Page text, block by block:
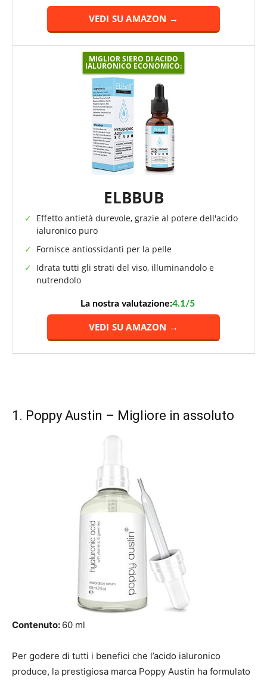
VEDI SU AMAZON →
MIGLIOR SIERO DI ACIDO
IALURONICO ECONOMICO:
ELBBUB
Effetto antietà durevole, grazie al potere dell'acido
ialuronico puro
Fornisce antiossidanti per la pelle
Idrata tutti gli strati del viso, illuminandolo e
nutrendolo
La nostra valutazione:4.1/5
VEDI SU AMAZON →
1. Poppy Austin – Migliore in assoluto
Contenuto: 60 ml
Per godere di tutti i benefici che l’acido ialuronico
produce, la prestigiosa marca Poppy Austin ha formulato